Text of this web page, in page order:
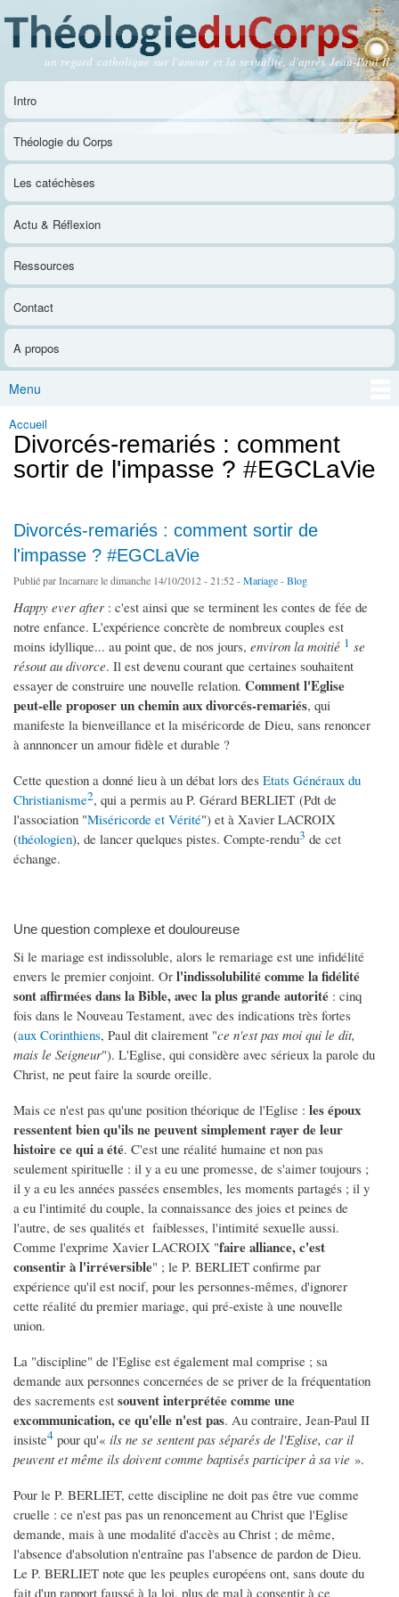
contenu
principal
Théologie du Corps
un regard catholique sur l'amour et la sexualité, d'après Jean-Paul II
Menu principal
Intro
Théologie du Corps
Les catéchèses
Actu & Réflexion
Ressources
Contact
A propos
Menu
Vous êtes ici
Accueil
Divorcés-remariés : comment
sortir de l'impasse ? #EGCLaVie
Divorcés-remariés : comment sortir de
l'impasse ? #EGCLaVie
Publié parIncarnarele dimanche 14/10/2012 - 21:52 -Mariage-Blog
Happy ever after : c'est ainsi que se terminent les contes de fée de
notre enfance. L'expérience concrète de nombreux couples est
moins idyllique... au point que, de nos jours, environ la moitié 1 se
résout au divorce. Il est devenu courant que certaines souhaitent
essayer de construire une nouvelle relation. Comment l'Eglise
peut-elle proposer un chemin aux divorcés-remariés, qui
manifeste la bienveillance et la miséricorde de Dieu, sans renoncer
à annnoncer un amour fidèle et durable ?
Cette question a donné lieu à un débat lors des Etats Généraux du
Christianisme2, qui a permis au P. Gérard BERLIET (Pdt de
l'association "Miséricorde et Vérité") et à Xavier LACROIX
(théologien), de lancer quelques pistes. Compte-rendu3 de cet
échange.
Une question complexe et douloureuse
Si le mariage est indissoluble, alors le remariage est une infidélité
envers le premier conjoint. Or l'indissolubilité comme la fidélité
sont affirméesdans la Bible, avec la plus grande autorité : cinq
fois dans le Nouveau Testament, avec des indications très fortes
(aux Corinthiens, Paul dit clairement "ce n'est pas moi qui le dit,
mais le Seigneur"). L'Eglise, qui considère avec sérieux la parole du
Christ, ne peut faire la sourde oreille.
Mais ce n'est pas qu'une position théorique de l'Eglise : les époux
ressentent bien qu'ils ne peuvent simplement rayer de leur
histoire ce qui a été. C'est une réalité humaine et non pas
seulement spirituelle : il y a eu une promesse, de s'aimer toujours ;
il y a eu les années passées ensembles, les moments partagés ; il y
a eu l'intimité du couple, la connaissance des joies et peines de
l'autre, de ses qualités et faiblesses, l'intimité sexuelle aussi.
Comme l'exprime Xavier LACROIX "faire alliance, c'est
consentir à l'irréversible" ; le P. BERLIET confirme par
expérience qu'il est nocif, pour les personnes-mêmes, d'ignorer
cette réalité du premier mariage, qui pré-existe à une nouvelle
union.
La "discipline" de l'Eglise est également mal comprise ; sa
demande aux personnes concernées de se priver de la fréquentation
des sacrements est souvent interprétée comme une
excommunication, ce qu'elle n'est pas. Au contraire, Jean-Paul II
insiste4 pour qu'« ils ne se sentent pas séparés de l'Eglise, car il
peuvent et même ils doivent comme baptisés participer à sa vie ».
Pour le P. BERLIET, cette discipline ne doit pas être vue comme
cruelle : ce n'est pas pas un renoncement au Christ que l'Eglise
demande, mais à une modalité d'accès au Christ ; de même,
l'absence d'absolution n'entraîne pas l'absence de pardon de Dieu.
Le P. BERLIET note que les peuples européens ont, sans doute du
fait d'un rapport faussé à la loi, plus de mal à consentir à ce